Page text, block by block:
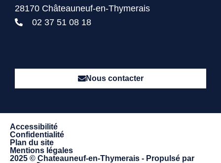
Nous contacter
28170 Châteauneuf-en-Thymerais
02 37 51 08 18
Accessibilité
Confidentialité
Plan du site
Mentions légales
2025 © Chateauneuf-en-Thymerais - Propulsé par